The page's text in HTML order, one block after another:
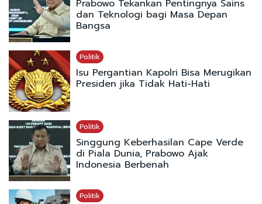
Prabowo Tekankan Pentingnya Sains
dan Teknologi bagi Masa Depan
Bangsa
Politik
Isu Pergantian Kapolri Bisa Merugikan
Presiden jika Tidak Hati-Hati
Politik
Singgung Keberhasilan Cape Verde
di Piala Dunia, Prabowo Ajak
Indonesia Berbenah
Politik